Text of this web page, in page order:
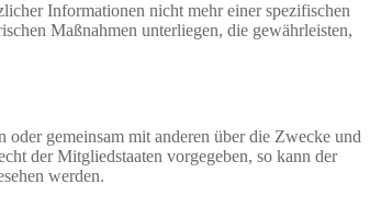
Informationen nicht mehr einer spezifischen
Maßnahmen unterliegen, die gewährleisten,
gemeinsam mit anderen über die Zwecke und
der Mitgliedstaaten vorgegeben, so kann der
werden.